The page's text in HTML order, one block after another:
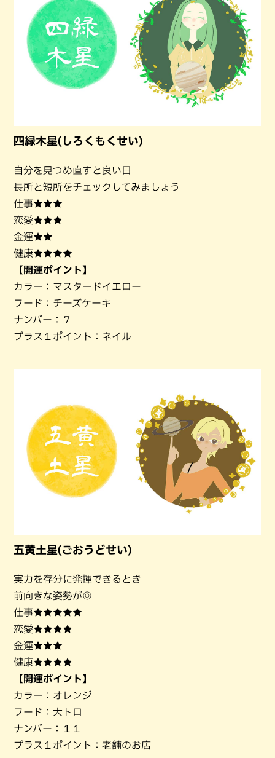
四緑木星(しろくもくせい)
自分を見つめ直すと良い日
長所と短所をチェックしてみましょう
仕事★★★
恋愛★★★
金運★★
健康★★★★
【開運ポイント】
カラー：マスタードイエロー
フード：チーズケーキ
ナンバー：７
プラス１ポイント：ネイル
五黄土星(ごおうどせい)
実力を存分に発揮できるとき
前向きな姿勢が◎
仕事★★★★★
恋愛★★★★
金運★★★
健康★★★★
【開運ポイント】
カラー：オレンジ
フード：大トロ
ナンバー：１１
プラス１ポイント：老舗のお店